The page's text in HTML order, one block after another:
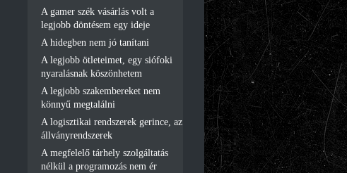
A gamer szék vásárlás volt a
legjobb döntésem egy ideje
A hidegben nem jó tanítani
A legjobb ötleteimet, egy siófoki
nyaralásnak köszönhetem
A legjobb szakembereket nem
könnyű megtalálni
A logisztikai rendszerek gerince, az
állványrendszerek
A megfelelő tárhely szolgáltatás
nélkül a programozás nem ér